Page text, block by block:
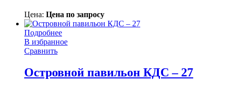
Цена: Цена по запросу
Подробнее
В избранное
Сравнить
Островной павильон КДС – 27